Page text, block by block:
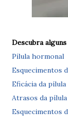
Descubra
Pílula hormonal
Esquecimentos
Eficácia da
Atrasos da
Esquecimentos